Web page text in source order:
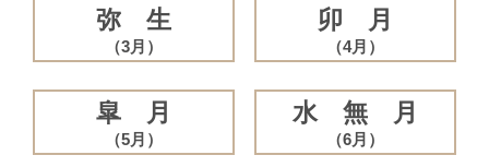
弥 生
（3月）
卯 月
（4月）
皐 月
（5月）
水 無 月
（6月）